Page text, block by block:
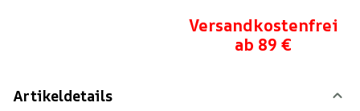
Versandkostenfrei
ab 89 €
Artikeldetails